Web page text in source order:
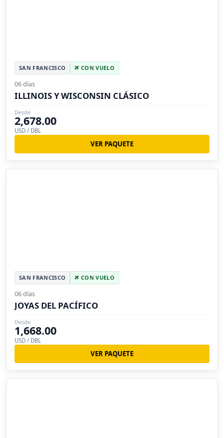
SAN FRANCISCO CON VUELO
06 días
ILLINOIS Y WISCONSIN CLÁSICO
Desde
2,678.00
USD / DBL
VER PAQUETE
SAN FRANCISCO CON VUELO
06 días
JOYAS DEL PACÍFICO
Desde
1,668.00
USD / DBL
VER PAQUETE